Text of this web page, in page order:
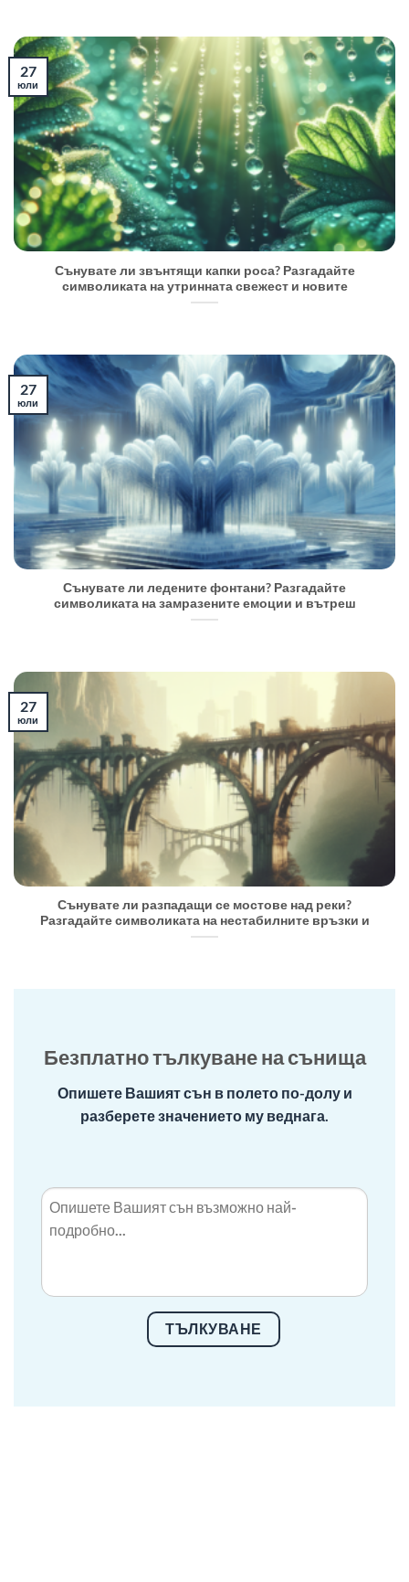
Сънувате ли звънтящи капки роса? Разгадайте
символиката на утринната свежест и новите
27
юли
Сънувате ли ледените фонтани? Разгадайте
символиката на замразените емоции и вътреш
27
юли
Сънувате ли разпадащи се мостове над реки?
Разгадайте символиката на нестабилните връзки и
27
юли
Безплатно тълкуване на сънища
Опишете Вашият сън в полето по-долу и
разберете значението му веднага.
ТЪЛКУВАНЕ